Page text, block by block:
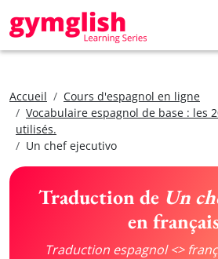
Accueil
Cours d'espagnol en ligne
Vocabulaire espagnol de base : les
utilisés.
Un chef ejecutivo
Traduction de Un
en
Traduction espagnol <>